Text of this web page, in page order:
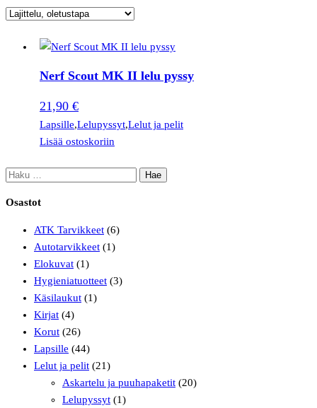
Nerf Scout MK II lelu pyssy
21,90 €
Lapsille,Lelupyssyt,Lelut ja pelit
Lisää ostoskoriin
Osastot
ATK Tarvikkeet (6)
Autotarvikkeet (1)
Elokuvat (1)
Hygieniatuotteet (3)
Käsilaukut (1)
Kirjat (4)
Korut (26)
Lapsille (44)
Lelut ja pelit (21)
Askartelu ja puuhapaketit (20)
Lelupyssyt (1)